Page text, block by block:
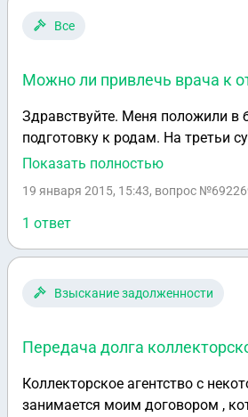
Все
Можно ли привлечь врача к
Здравствуйте. Меня положили в
подготовку к родам. На третьи
надо выпить Мифепристон не
применяют для абортов на
беременности, а для подготовки
родовозбуждению он запрещен
очень грубую беседу.
Показать полностью
19 января 2015, 15:43, вопрос
1 ответ
Взыскание задолженности
Передача долга
Коллекторское агентство с
занимается моим договором ,